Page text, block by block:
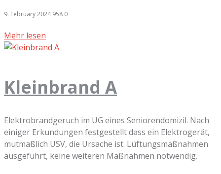
9. February 2024 958 0
Mehr lesen
Kleinbrand A
Elektrobrandgeruch im UG eines Seniorendomizil. Nach
einiger Erkundungen festgestellt dass ein Elektrogerät,
mutmaßlich USV, die Ursache ist. Lüftungsmaßnahmen
ausgeführt, keine weiteren Maßnahmen notwendig.